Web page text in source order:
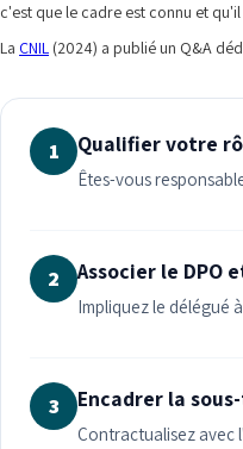
c'est que le cadre est connu et
La CNIL (2024) a publié un Q&A
1 Qualifier votre
Êtes-vous
2 Associer le DPO
Impliquez le délégué
3 Encadrer la
Contractualisez avec